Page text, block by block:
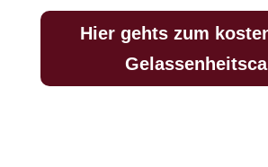
Hier gehts zum
Gelassenheitscall